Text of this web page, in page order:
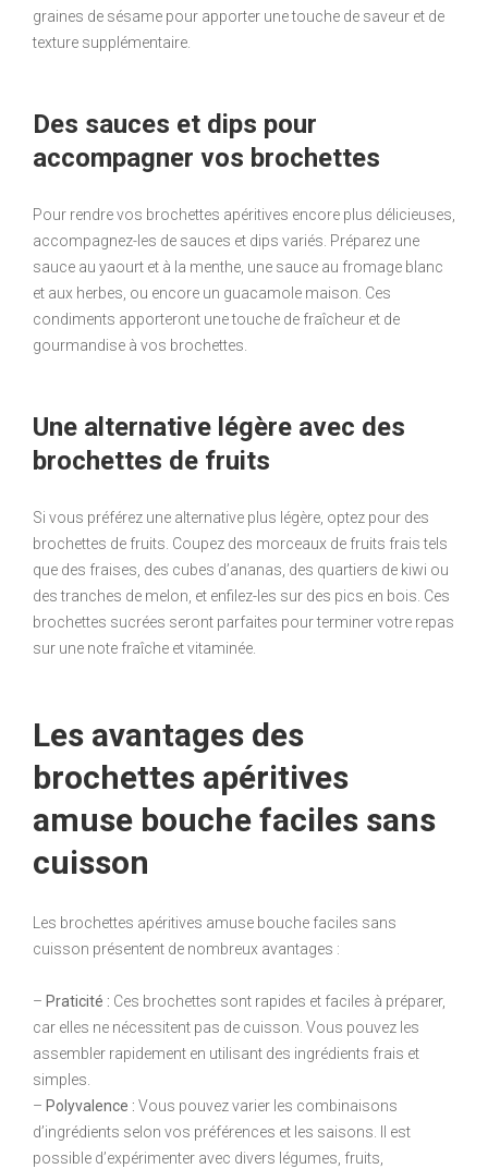
graines de sésame pour apporter une touche de saveur et de
texture supplémentaire.
Des sauces et dips pour
accompagner vos brochettes
Pour rendre vos brochettes apéritives encore plus délicieuses,
accompagnez-les de sauces et dips variés. Préparez une
sauce au yaourt et à la menthe, une sauce au fromage blanc
et aux herbes, ou encore un guacamole maison. Ces
condiments apporteront une touche de fraîcheur et de
gourmandise à vos brochettes.
Une alternative légère avec des
brochettes de fruits
Si vous préférez une alternative plus légère, optez pour des
brochettes de fruits. Coupez des morceaux de fruits frais tels
que des fraises, des cubes d’ananas, des quartiers de kiwi ou
des tranches de melon, et enfilez-les sur des pics en bois. Ces
brochettes sucrées seront parfaites pour terminer votre repas
sur une note fraîche et vitaminée.
Les avantages des
brochettes apéritives
amuse bouche faciles sans
cuisson
Les brochettes apéritives amuse bouche faciles sans
cuisson présentent de nombreux avantages :
– Praticité : Ces brochettes sont rapides et faciles à préparer,
car elles ne nécessitent pas de cuisson. Vous pouvez les
assembler rapidement en utilisant des ingrédients frais et
simples.
– Polyvalence : Vous pouvez varier les combinaisons
d’ingrédients selon vos préférences et les saisons. Il est
possible d’expérimenter avec divers légumes, fruits,